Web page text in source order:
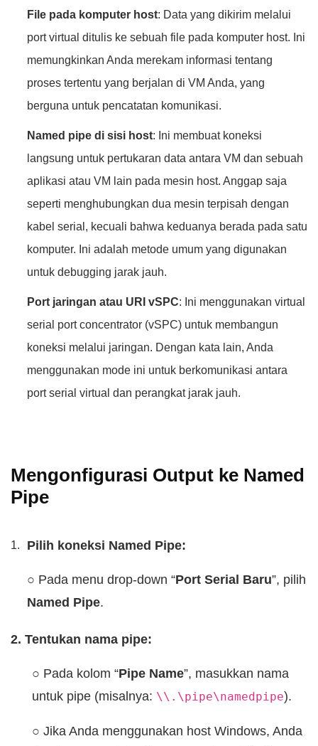
File pada komputer host: Data yang dikirim melalui
port virtual ditulis ke sebuah file pada komputer host. Ini
memungkinkan Anda merekam informasi tentang
proses tertentu yang berjalan di VM Anda, yang
berguna untuk pencatatan komunikasi.
Named pipe di sisi host: Ini membuat koneksi
langsung untuk pertukaran data antara VM dan sebuah
aplikasi atau VM lain pada mesin host. Anggap saja
seperti menghubungkan dua mesin terpisah dengan
kabel serial, kecuali bahwa keduanya berada pada satu
komputer. Ini adalah metode umum yang digunakan
untuk debugging jarak jauh.
Port jaringan atau URI vSPC: Ini menggunakan virtual
serial port concentrator (vSPC) untuk membangun
koneksi melalui jaringan. Dengan kata lain, Anda
menggunakan mode ini untuk berkomunikasi antara
port serial virtual dan perangkat jarak jauh.
Mengonfigurasi Output ke Named
Pipe
Pilih koneksi Named Pipe:
○ Pada menu drop-down “Port Serial Baru”, pilih
Named Pipe.
2. Tentukan nama pipe:
○ Pada kolom “Pipe Name”, masukkan nama
untuk pipe (misalnya: \\.\pipe\namedpipe).
○ Jika Anda menggunakan host Windows, Anda